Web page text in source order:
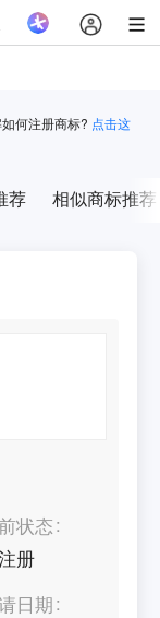
何注册商标? 点击这
荐 相似商标推荐
状态
册
日期